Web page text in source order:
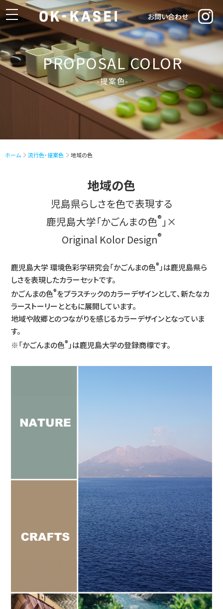
toggle
navigation
お問い合わせ
PROPOSAL COLOR
-提案色-
ホーム 流行色・提案色 地域の色
地域の色
児島県らしさを色で表現する
鹿児島大学「かごんまの色® 」×
Original Kolor Design®
鹿児島大学 環境色彩学研究会「かごんまの色® 」は鹿児島県ら
しさを表現したカラーセットです。
かごんまの色®をプラスチックのカラーデザインとして、新たなカ
ラーストーリーとともに展開しています。
地域や故郷とのつながりを感じるカラーデザインとなっていま
す。
※「かごんまの色® 」は鹿児島大学の登録商標です。